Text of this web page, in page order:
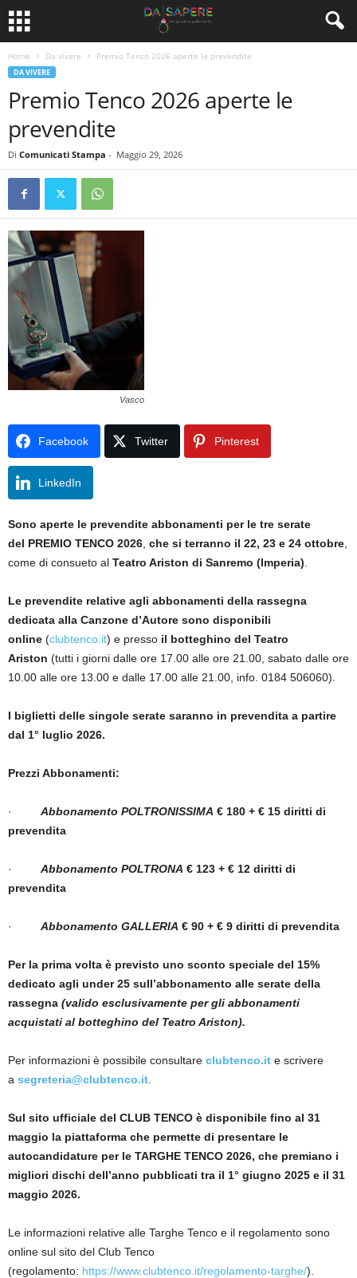
Home Da vivere Premio Tenco 2026 aperte le prevendite
DA VIVERE
Premio Tenco 2026 aperte le
prevendite
Di Comunicati Stampa - Maggio 29, 2026
Vasco
Facebook Twitter Pinterest
LinkedIn
Sono aperte le prevendite abbonamenti per le tre serate
del PREMIO TENCO 2026 che si terranno il 22, 23 e 24 ottobre
come di consueto al Teatro Ariston di Sanremo (Imperia)
Le prevendite relative agli abbonamenti della rassegna
dedicata alla Canzone d’Autore sono disponibili
online (clubtenco.it) e presso il botteghino del Teatro
Ariston (tutti i giorni dalle ore 17.00 alle ore 21.00, sabato dalle ore
10.00 alle ore 13.00 e dalle 17.00 alle 21.00, info. 0184 506060).
I biglietti delle singole serate saranno in prevendita a partire
dal 1° luglio 2026.
Prezzi Abbonamenti:
· Abbonamento POLTRONISSIMA € 180 + € 15 diritti di
prevendita
· Abbonamento POLTRONA € 123 + € 12 diritti di
prevendita
· Abbonamento GALLERIA € 90 + € 9 diritti di prevendita
Per la prima volta è previsto uno sconto speciale del 15%
dedicato agli under 25 sull’abbonamento alle serate della
rassegna (valido esclusivamente per gli abbonamenti
acquistati al botteghino del Teatro Ariston).
Per informazioni è possibile consultare clubtenco.it e scrivere
a segreteria@clubtenco.it
Sul sito ufficiale del CLUB TENCO è disponibile fino al 31
maggio la piattaforma che permette di presentare le
autocandidature per le TARGHE TENCO 2026, che premiano i
migliori dischi dell’anno pubblicati tra il 1° giugno 2025 e il 31
maggio 2026.
Le informazioni relative alle Targhe Tenco e il regolamento sono
online sul sito del Club Tenco
(regolamento: https://www.clubtenco.it/regolamento-targhe/).